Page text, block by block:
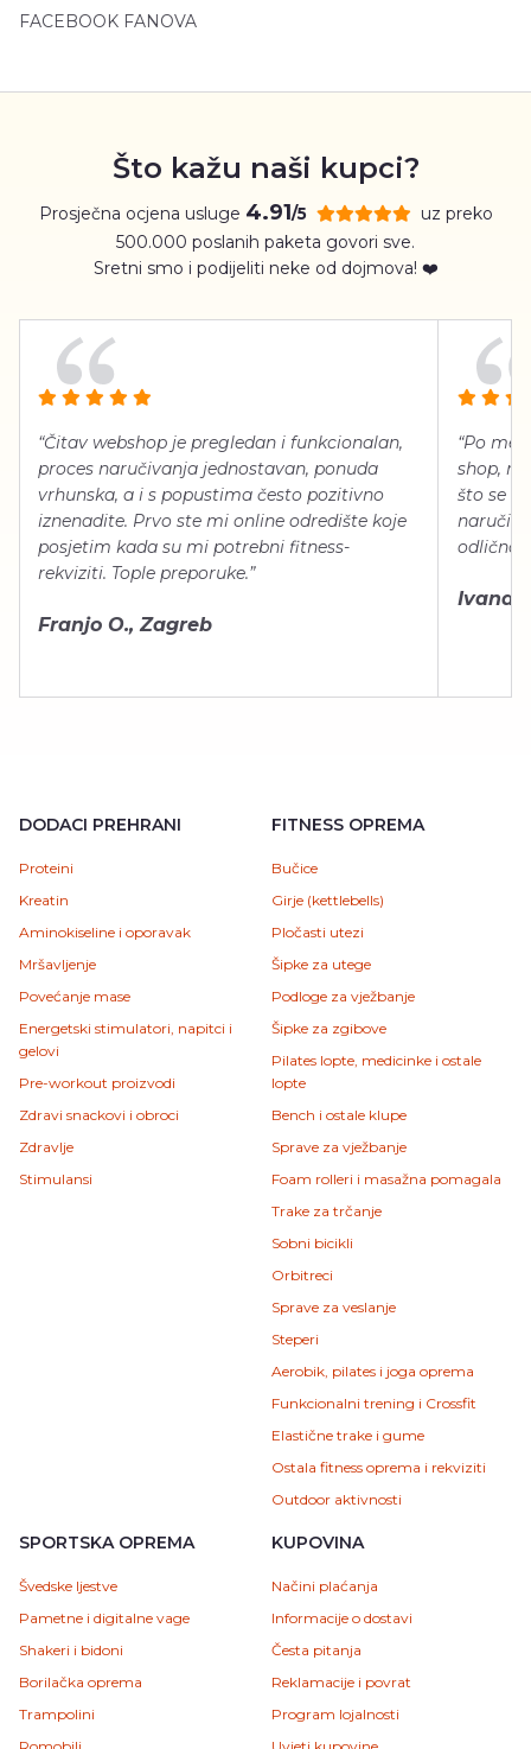
FACEBOOK FANOVA
Što kažu naši kupci?
Prosječna ocjena usluge 4.91/5
uz preko
500.000 poslanih paketa govori sve.
Sretni smo i podijeliti neke od dojmova! ❤️
“Čitav webshop je pregledan i funkcionalan,
proces naručivanja jednostavan, ponuda
vrhunska, a i s popustima često pozitivno
iznenadite. Prvo ste mi online odredište koje
posjetim kada su mi potrebni fitness-
rekviziti. Tople preporuke.”
Franjo O., Zagreb
“Po
shop,
što se
naručiti,
odlično
Ivana
DODACI PREHRANI
Proteini
Kreatin
Aminokiseline i oporavak
Mršavljenje
Povećanje mase
Energetski stimulatori, napitci i
gelovi
Pre-workout proizvodi
Zdravi snackovi i obroci
Zdravlje
Stimulansi
FITNESS OPREMA
Bučice
Girje (kettlebells)
Pločasti utezi
Šipke za utege
Podloge za vježbanje
Šipke za zgibove
Pilates lopte, medicinke i ostale
lopte
Bench i ostale klupe
Sprave za vježbanje
Foam rolleri i masažna pomagala
Trake za trčanje
Sobni bicikli
Orbitreci
Sprave za veslanje
Steperi
Aerobik, pilates i joga oprema
Funkcionalni trening i Crossfit
Elastične trake i gume
Ostala fitness oprema i rekviziti
Outdoor aktivnosti
SPORTSKA OPREMA
Švedske ljestve
Pametne i digitalne vage
Shakeri i bidoni
Borilačka oprema
Trampolini
KUPOVINA
Načini plaćanja
Informacije o dostavi
Česta pitanja
Reklamacije i povrat
Program lojalnosti